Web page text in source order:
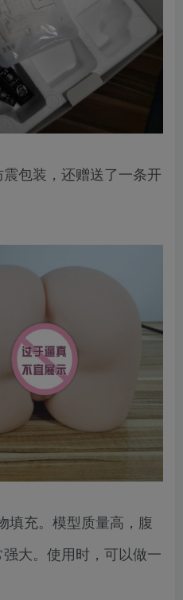
包装，还赠送了一条开
填充。模型质量高，腹
大。使用时，可以做一